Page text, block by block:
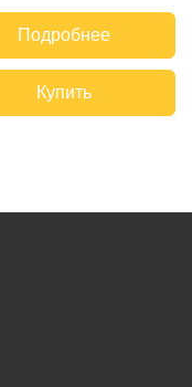
Подробнее
Купить